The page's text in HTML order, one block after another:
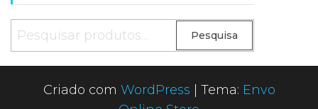
Pesquisar
por:
Pesquisa
Criado com WordPress Tema: Envo